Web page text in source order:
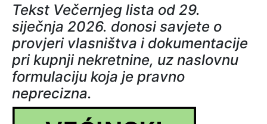
Tekst Večernjeg lista od 29.
siječnja 2026. donosi savjete o
provjeri vlasništva i dokumentacije
pri kupnji nekretnine, uz naslovnu
formulaciju koja je pravno
neprecizna.